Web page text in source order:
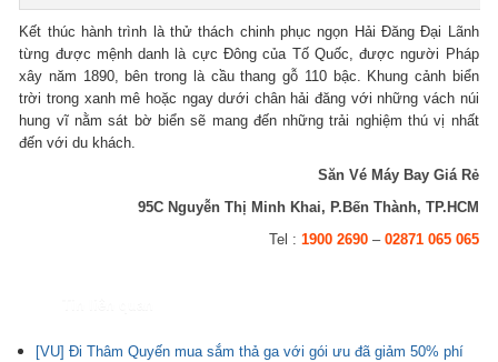
Kết thúc hành trình là thử thách chinh phục ngọn Hải Đăng Đại Lãnh
từng được mệnh danh là cực Đông của Tố Quốc, được người Pháp
xây năm 1890, bên trong là cầu thang gỗ 110 bậc. Khung cảnh biển
trời trong xanh mê hoặc ngay dưới chân hải đăng với những vách núi
hung vĩ nằm sát bờ biển sẽ mang đến những trải nghiệm thú vị nhất
đến với du khách.
Săn Vé Máy Bay Giá Rẻ
95C Nguyễn Thị Minh Khai, P.Bến Thành, TP.HCM
Tel : 1900 2690– 02871 065 065
[VU] Đi Thâm Quyến mua sắm thả ga với gói ưu đã giảm 50% phí